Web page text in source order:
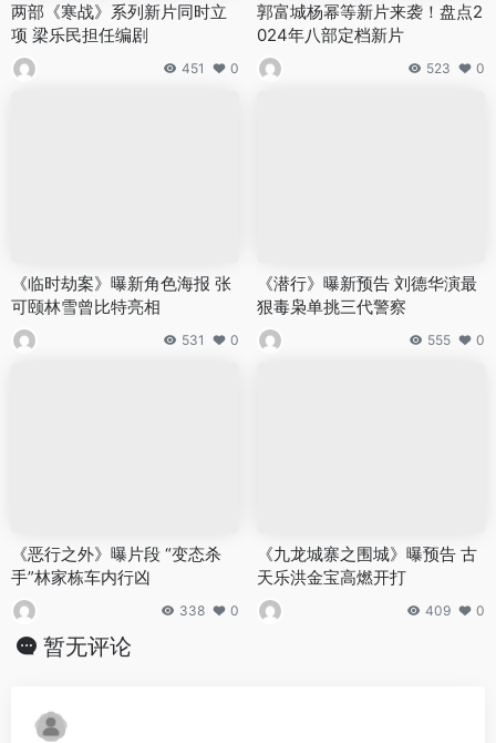
两部《寒战》系列新片同时立
项 梁乐民担任编剧
451 0
郭富城杨幂等新片来袭！盘点2
024年八部定档新片
523 0
《临时劫案》曝新角色海报 张
可颐林雪曾比特亮相
531 0
《潜行》曝新预告 刘德华演最
狠毒枭单挑三代警察
555 0
《恶行之外》曝片段 “变态杀
手”林家栋车内行凶
338 0
《九龙城寨之围城》曝预告 古
天乐洪金宝高燃开打
409 0
暂无评论